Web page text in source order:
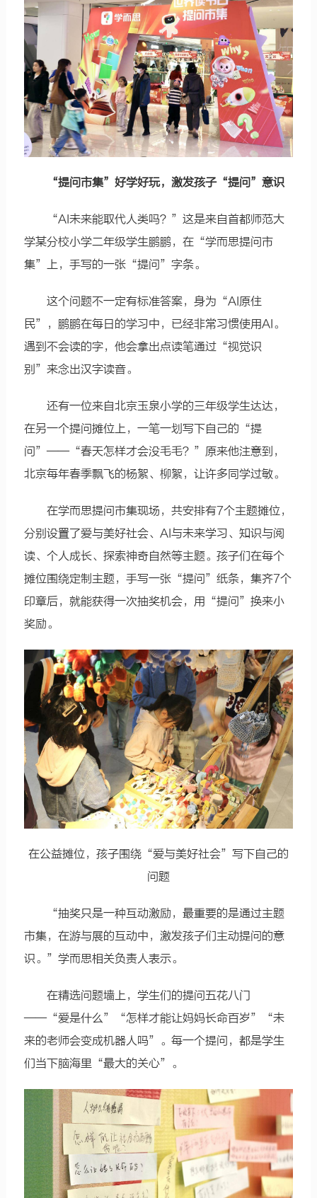
“提问市集”好学好玩，激发孩子“提问”意识
“AI未来能取代人类吗？”这是来自首都师范大
学某分校小学二年级学生鹏鹏，在“学而思提问市
集”上，手写的一张“提问”字条。
这个问题不一定有标准答案，身为“AI原住
民”，鹏鹏在每日的学习中，已经非常习惯使用AI。
遇到不会读的字，他会拿出点读笔通过“视觉识
别”来念出汉字读音。
还有一位来自北京玉泉小学的三年级学生达达，
在另一个提问摊位上，一笔一划写下自己的“提
问”——“春天怎样才会没毛毛？”原来他注意到，
北京每年春季飘飞的杨絮、柳絮，让许多同学过敏。
在学而思提问市集现场，共安排有7个主题摊位，
分别设置了爱与美好社会、AI与未来学习、知识与阅
读、个人成长、探索神奇自然等主题。孩子们在每个
摊位围绕定制主题，手写一张“提问”纸条，集齐7个
印章后，就能获得一次抽奖机会，用“提问”换来小
奖励。
在公益摊位，孩子围绕“爱与美好社会”写下自己的
问题
“抽奖只是一种互动激励，最重要的是通过主题
市集，在游与展的互动中，激发孩子们主动提问的意
识。”学而思相关负责人表示。
在精选问题墙上，学生们的提问五花八门
——“爱是什么”“怎样才能让妈妈长命百岁”“未
来的老师会变成机器人吗”。每一个提问，都是学生
们当下脑海里“最大的关心”。